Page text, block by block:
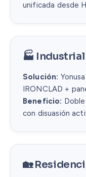
unificada desde
🏭
Solución:
IRONCLAD +
Beneficio:
con disuasión
🏡